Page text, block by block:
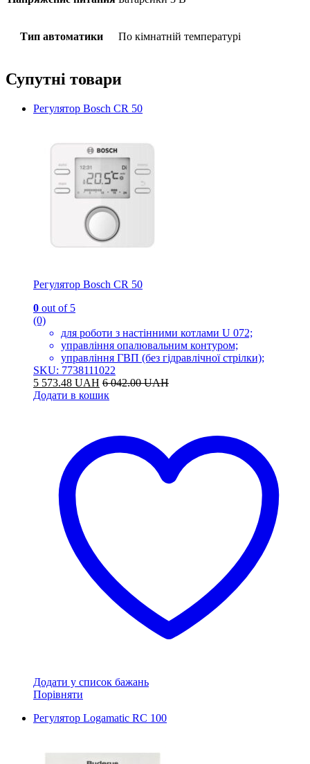
Тип автоматики По кімнатній температурі
Супутні товари
Регулятор Bosch CR 50
Регулятор Bosch CR 50
0 out of 5
(0)
для роботи з настінними котлами U 072;
управління опалювальним контуром;
управління ГВП (без гідравлічної стрілки);
SKU: 7738111022
5 573.48 UAH 6 042.00UAH
Додати в кошик
Додати у список бажань
Порівняти
Регулятор Logamatic RC 100